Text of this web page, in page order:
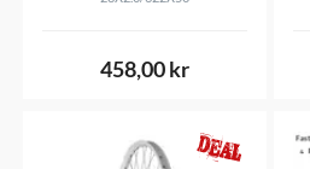
458,00 kr